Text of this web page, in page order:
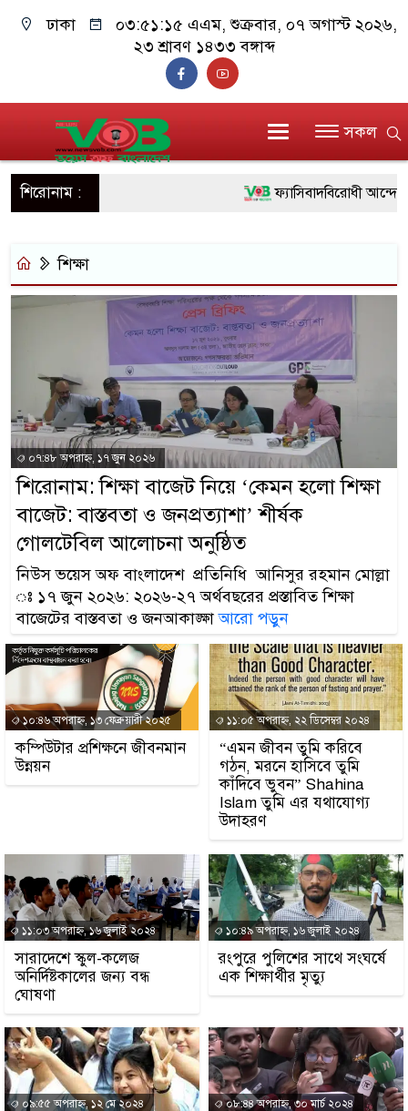
ঢাকা ০৩:৫১:১৫ এএম, শুক্রবার, ০৭ অগাস্ট ২০২৬,
২৩ শ্রাবণ ১৪৩৩ বঙ্গাব্দ
সকল
শিরোনাম : ফ্যাসিবাদবিরোধী আন্দোলনে
সিল-স্বাক্ষর জালিয়াতি চক্রের
উদ্ধার
জনগণ পরিবর্তন চেয়েছে
প্রধানমন্ত্রী
মিরপুর মডেল থানার
মাদক কারবারি গ্রেফতার
থানা পুলিশ
যেকোনো সময় বেনজীরের
নেতৃত্ব ও গণতন্ত্রের মূর্তমান
যে ভাবে ডেভিড ইমনের
‘আজহার খান’
অবৈধ বিদেশি পিস্তল,
জড়িত কিশোর গ্যাংয়ের চার
ডাকাতির প্রস্তুতিকালে
থানা পুলিশ
শিক্ষা
০৭:৪৮ অপরাহ্ন, ১৭ জুন ২০২৬
শিরোনাম: শিক্ষা বাজেট নিয়ে ‘কেমন হলো শিক্ষা
বাজেট: বাস্তবতা ও জনপ্রত্যাশা’ শীর্ষক
গোলটেবিল আলোচনা অনুষ্ঠিত
নিউস ভয়েস অফ বাংলাদেশ প্রতিনিধি আনিসুর রহমান মোল্লা
ঃ ১৭ জুন ২০২৬: ২০২৬-২৭ অর্থবছরের প্রস্তাবিত শিক্ষা
বাজেটের বাস্তবতা ও জনআকাঙ্ক্ষাআরো পড়ুন
১০:৪৬ অপরাহ্ন, ১৩ ফেব্রুয়ারী ২০২৫
কম্পিউটার প্রশিক্ষনে জীবনমান
উন্নয়ন
১১:০৫ অপরাহ্ন, ২২ ডিসেম্বর ২০২৪
“এমন জীবন তুমি করিবে
গঠন, মরনে হাসিবে তুমি
কাঁদিবে ভুবন” Shahina
Islam তুমি এর যথাযোগ্য
উদাহরণ
১১:০৩ অপরাহ্ন, ১৬ জুলাই ২০২৪
সারাদেশে স্কুল-কলেজ
অনির্দিষ্টকালের জন্য বন্ধ
ঘোষণা
১০:৪৯ অপরাহ্ন, ১৬ জুলাই ২০২৪
রংপুরে পুলিশের সাথে সংঘর্ষে
এক শিক্ষার্থীর মৃত্যু
০৯:৫৫ অপরাহ্ন, ১২ মে ২০২৪ ০৮:৪৪ অপরাহ্ন, ৩০ মার্চ ২০২৪